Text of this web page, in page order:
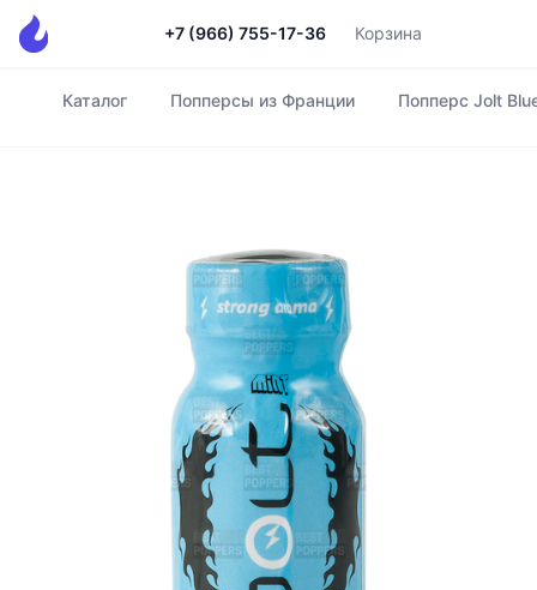
+7 (966) 755-17-36 Корзина
Главная
Каталог Попперсы из Франции Попперс Jolt